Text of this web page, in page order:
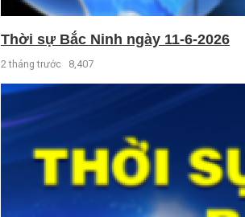
Thời sự Bắc Ninh ngày 11-6-2026
2 tháng trước 8,407